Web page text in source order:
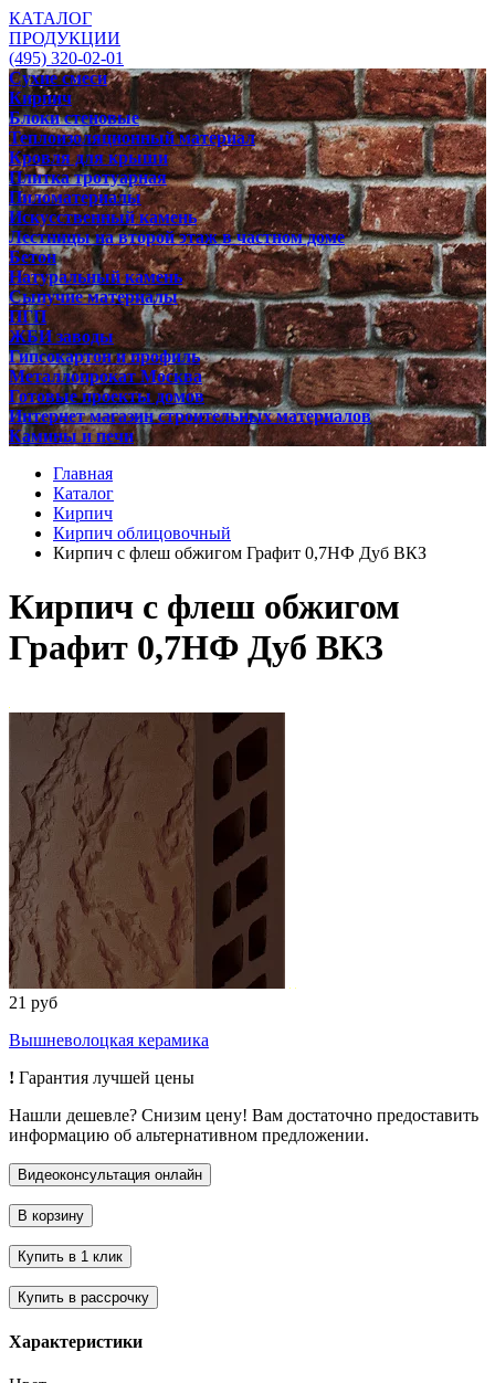
КАТАЛОГ
ПРОДУКЦИИ
(495) 320-02-01
Сухие смеси
Кирпич
Блоки стеновые
Теплоизоляционный материал
Кровля для крыши
Плитка тротуарная
Пиломатериалы
Искусственный камень
Лестницы на второй этаж в частном доме
Бетон
Натуральный камень
Сыпучие материалы
ПГП
ЖБИ заводы
Гипсокартон и профиль
Металлопрокат Москва
Готовые проекты домов
Интернет магазин строительных материалов
Камины и печи
Главная
Каталог
Кирпич
Кирпич облицовочный
Кирпич с флеш обжигом Графит 0,7НФ Дуб ВКЗ
Кирпич с флеш обжигом
Графит 0,7НФ Дуб ВКЗ
21 руб
Вышневолоцкая керамика
! Гарантия лучшей цены
Нашли дешевле? Снизим цену! Вам достаточно предоставить
информацию об альтернативном предложении.
Характеристики